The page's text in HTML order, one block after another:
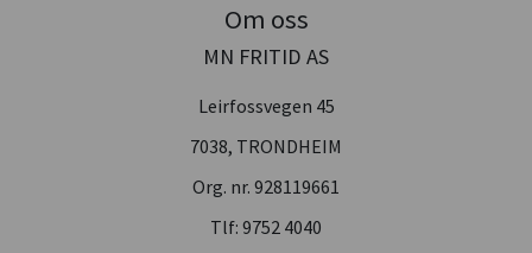
Om oss
MN FRITID AS
Leirfossvegen 45
7038, TRONDHEIM
Org. nr. 928119661
Tlf: 9752 4040